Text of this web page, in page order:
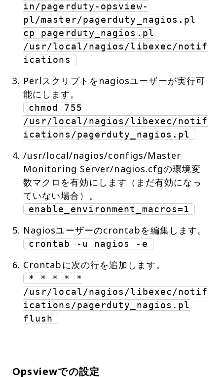
in/pagerduty-opsview-
pl/master/pagerduty_nagios.pl
cp pagerduty_nagios.pl
/usr/local/nagios/libexec/notif
ications
Perlスクリプトをnagiosユーザーが実行可
chmod 755
/usr/local/nagios/libexec/notif
ications/pagerduty_nagios.pl
/usr/local/nagios/configs/Master
Monitoring Server/nagios.cfgの環境変
数マクロを有効にします（まだ有効になっ
enable_environment_macros=1
crontab -u nagios -e
* * * * *
/usr/local/nagios/libexec/notif
ications/pagerduty_nagios.pl
flush
Opsviewでの設定